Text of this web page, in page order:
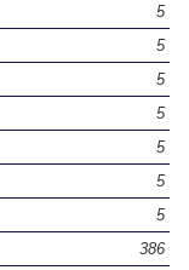
5
5
5
5
5
5
5
386